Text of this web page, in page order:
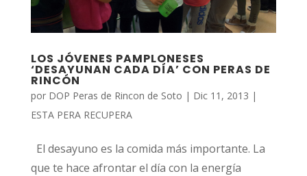
LOS JÓVENES PAMPLONESES
‘DESAYUNAN CADA DÍA’ CON PERAS DE
RINCÓN
por DOP Peras de Rincon de Soto | Dic 11, 2013 |
ESTA PERA RECUPERA
El desayuno es la comida más importante. La
que te hace afrontar el día con la energía